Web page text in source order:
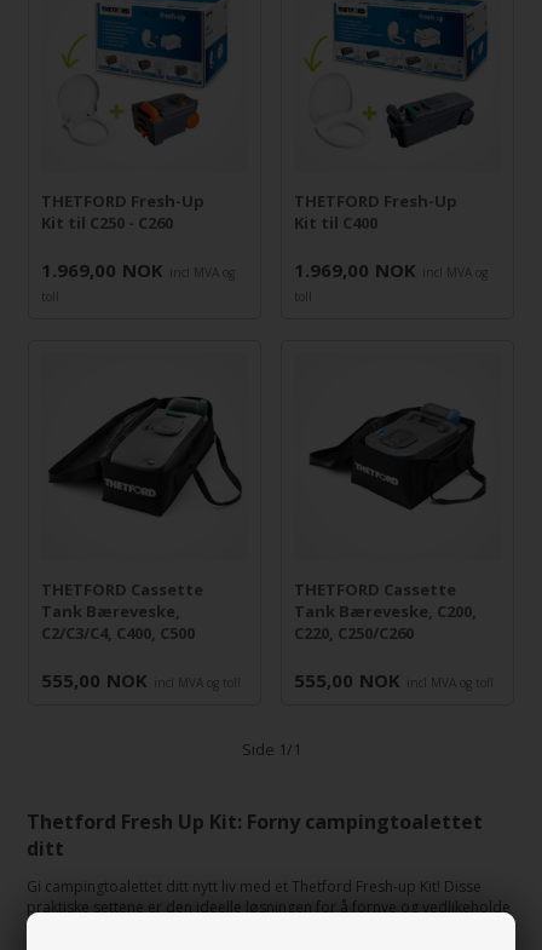
THETFORD Fresh-Up
Kit til C250 - C260
1.969,00 NOK
incl MVA og
toll
THETFORD Fresh-Up
Kit til C400
1.969,00 NOK
incl MVA og
toll
THETFORD Cassette
Tank Bæreveske,
C2/C3/C4, C400, C500
555,00 NOK incl MVA og toll
THETFORD Cassette
Tank Bæreveske, C200,
C220, C250/C260
555,00 NOK incl MVA og toll
Side 1/1
Thetford Fresh Up Kit: Forny campingtoalettet
ditt
Gi campingtoalettet ditt nytt liv med et Thetford Fresh-up Kit! Disse
praktiske settene er den ideelle løsningen for å fornye og vedlikeholde
toalettet ditt, slik at du alltid er klar for nye eventyr i naturen. Med et